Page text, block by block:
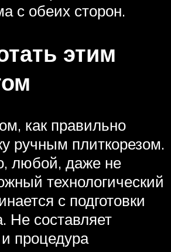
с обеих сторон.
этим
как правильно
ручным плиткорезом.
любой, даже не
технологический
с подготовки
Не составляет
процедура